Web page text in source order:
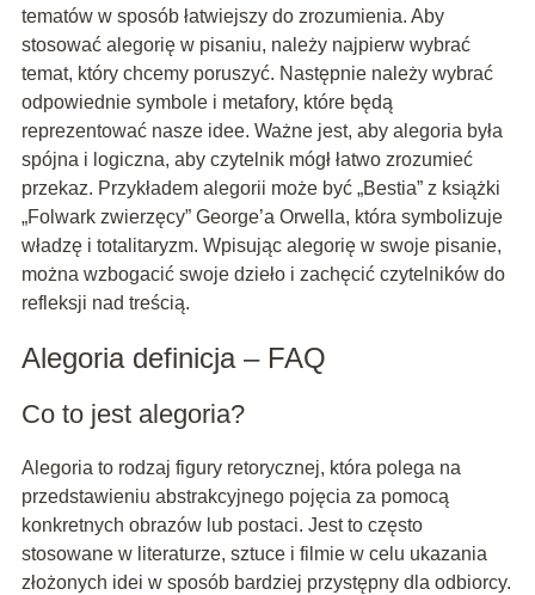
tematów w sposób łatwiejszy do zrozumienia. Aby
stosować alegorię w pisaniu, należy najpierw wybrać
temat, który chcemy poruszyć. Następnie należy wybrać
odpowiednie symbole i metafory, które będą
reprezentować nasze idee. Ważne jest, aby alegoria była
spójna i logiczna, aby czytelnik mógł łatwo zrozumieć
przekaz. Przykładem alegorii może być „Bestia” z książki
„Folwark zwierzęcy” George’a Orwella, która symbolizuje
władzę i totalitaryzm. Wpisując alegorię w swoje pisanie,
można wzbogacić swoje dzieło i zachęcić czytelników do
refleksji nad treścią.
Alegoria definicja – FAQ
Co to jest alegoria?
Alegoria to rodzaj figury retorycznej, która polega na
przedstawieniu abstrakcyjnego pojęcia za pomocą
konkretnych obrazów lub postaci. Jest to często
stosowane w literaturze, sztuce i filmie w celu ukazania
złożonych idei w sposób bardziej przystępny dla odbiorcy.